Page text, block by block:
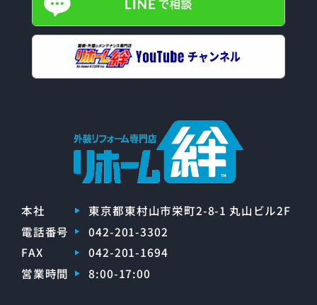
本社
東京都東村山市栄町2-8-1 丸山ビル2F
電話番号
042-201-3302
FAX
042-201-1694
営業時間
8:00-17:00